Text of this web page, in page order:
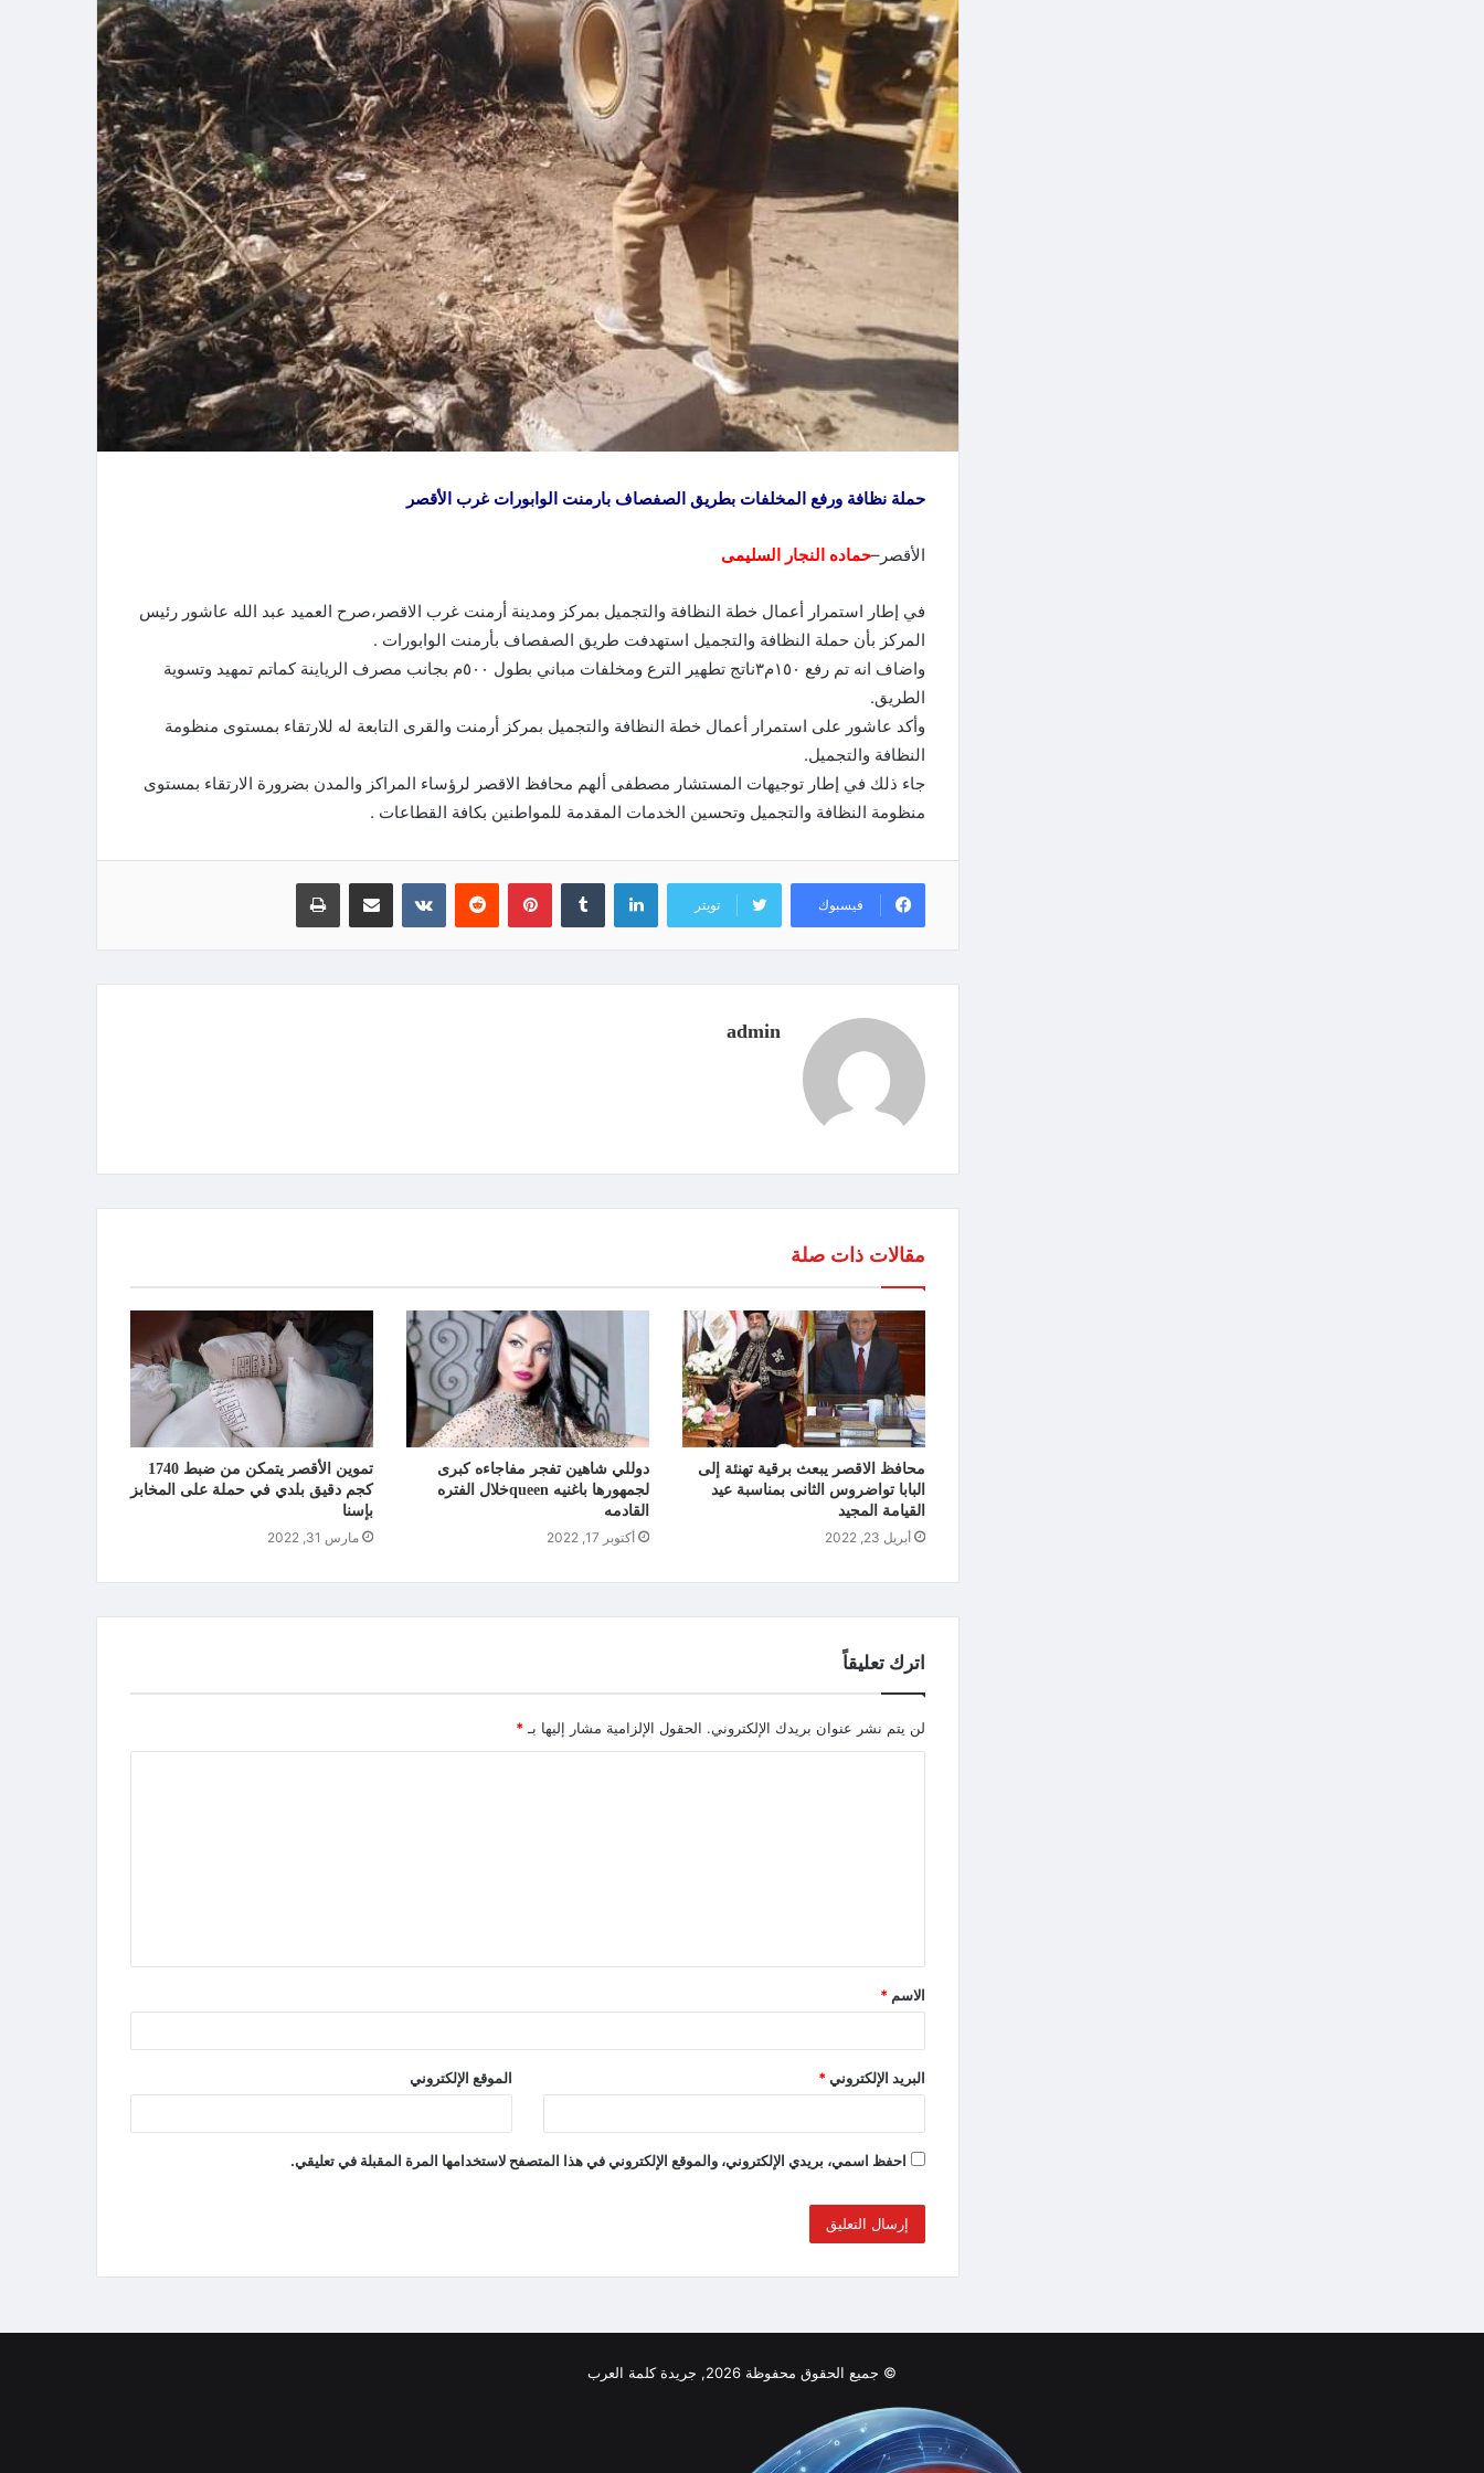
حملة نظافة ورفع المخلفات بطريق الصفصاف بارمنت الوابورات غرب الأقصر
الأقصر–حماده النجار السليمى
في إطار استمرار أعمال خطة النظافة والتجميل بمركز ومدينة أرمنت غرب الاقصر،صرح العميد عبد الله عاشور رئيس
المركز بأن حملة النظافة والتجميل استهدفت طريق الصفصاف بأرمنت الوابورات .
واضاف انه تم رفع ١٥٠م٣ناتج تطهير الترع ومخلفات مباني بطول ٥٠٠م بجانب مصرف الرياينة كماتم تمهيد وتسوية
الطريق.
وأكد عاشور على استمرار أعمال خطة النظافة والتجميل بمركز أرمنت والقرى التابعة له للارتقاء بمستوى منظومة
النظافة والتجميل.
جاء ذلك في إطار توجيهات المستشار مصطفى ألهم محافظ الاقصر لرؤساء المراكز والمدن بضرورة الارتقاء بمستوى
منظومة النظافة والتجميل وتحسين الخدمات المقدمة للمواطنين بكافة القطاعات .
فيسبوك تويتر
لينكدإن بينتيريست
admin
مقالات ذات صلة
محافظ الاقصر يبعث برقية تهنئة إلى
البابا تواضروس الثانى بمناسبة عيد
القيامة المجيد
أبريل 23, 2022
دوللي شاهين تفجر مفاجاءه كبرى
لجمهورها باغنيه queenخلال الفتره
القادمه
أكتوبر 17, 2022
تموين الأقصر يتمكن من ضبط 1740
كجم دقيق بلدي في حملة على المخابز
بإسنا
مارس 31, 2022
اترك تعليقاً
لن يتم نشر عنوان بريدك الإلكتروني. الحقول الإلزامية مشار إليها بـ*
الاسم *
البريد الإلكتروني* الموقع الإلكتروني
احفظ اسمي، بريدي الإلكتروني، والموقع الإلكتروني في هذا المتصفح لاستخدامها المرة المقبلة في تعليقي.
© جميع الحقوق محفوظة 2026, جريدة كلمة العرب